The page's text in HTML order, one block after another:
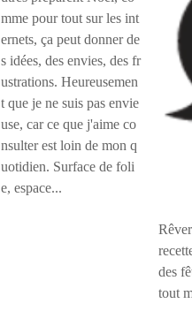
mme pour tout sur les int
ernets, ça peut donner de
s idées, des envies, des fr
ustrations. Heureusemen
t que je ne suis pas envie
use, car ce que j'aime co
nsulter est loin de mon q
uotidien. Surface de foli
e, espace...
des
tout